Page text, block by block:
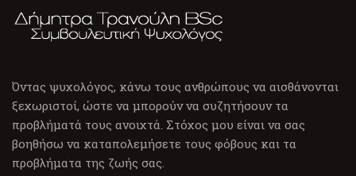
Όντας ψυχολόγος, κάνω τους ανθρώπους να αισθάνονται
ξεχωριστοί, ώστε να μπορούν να συζητήσουν τα
προβλήματά τους ανοιχτά. Στόχος μου είναι να σας
βοηθήσω να καταπολεμήσετε τους φόβους και τα
προβλήματα της ζωής σας.